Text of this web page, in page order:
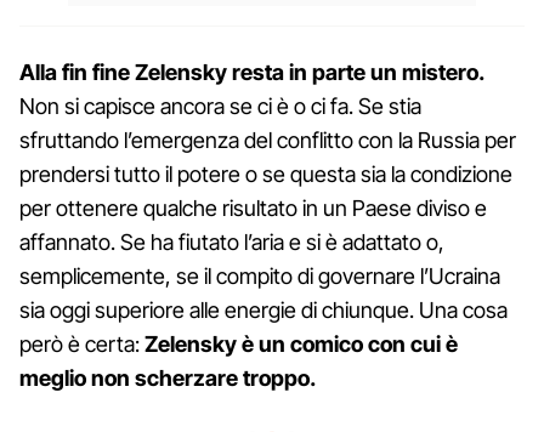
Alla fin fine Zelensky resta in parte un mistero.
Non si capisce ancora se ci è o ci fa. Se stia
sfruttando l’emergenza del conflitto con la Russia per
prendersi tutto il potere o se questa sia la condizione
per ottenere qualche risultato in un Paese diviso e
affannato. Se ha fiutato l’aria e si è adattato o,
semplicemente, se il compito di governare l’Ucraina
sia oggi superiore alle energie di chiunque. Una cosa
però è certa:Zelensky è un comico con cui è
meglio non scherzare troppo.